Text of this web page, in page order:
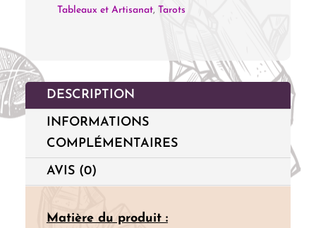
-
Lune
&
Papillon
Tableaux et Artisanat, Tarots
DESCRIPTION
INFORMATIONS
COMPLÉMENTAIRES
AVIS (0)
Matière du produit :